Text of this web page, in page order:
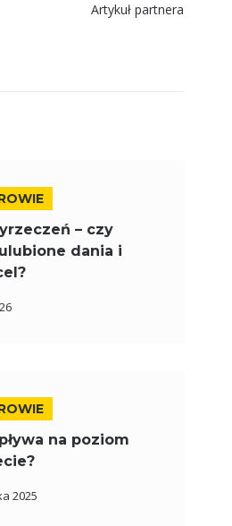
Artykuł partnera
– czy
dania i
na poziom
2025